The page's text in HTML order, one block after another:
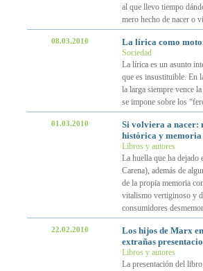
al que llevo tiempo
mero hecho de nacer o
08.03.2010 La lírica como
Sociedad
La lírica es un asunto
que es insustituible. En
la larga siempre vence
se impone sobre los
01.03.2010
Si volviera a nacer:
histórica y memoria
Libros y autores
La huella que ha dejado
Carena), además de
de la propia memoria
vitalismo vertiginoso y
consumidores
22.02.2010
Los hijos de Marx
extrañas
Libros y autores
La presentación del